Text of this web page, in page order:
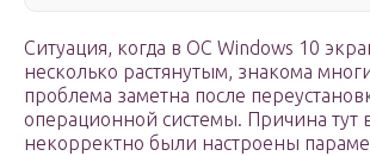
Ситуация, когда в ОС Windows 10
несколько растянутым, знакома
проблема заметна после
операционной системы. Причина тут
некорректно были настроены